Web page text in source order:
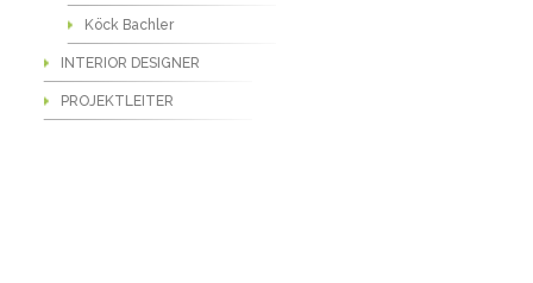
Köck Bachler
INTERIOR DESIGNER
PROJEKTLEITER